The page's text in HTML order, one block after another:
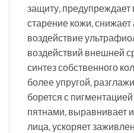
защиту,
старение кожи, снижает
воздействие
воздействий внешней
синтез собственного
более упругой,
борется с
пятнами, выравнивает
лица, ускоряет